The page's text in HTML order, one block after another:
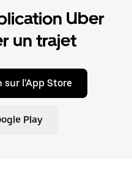
Uber
un trajet
sur l'App Store
Play